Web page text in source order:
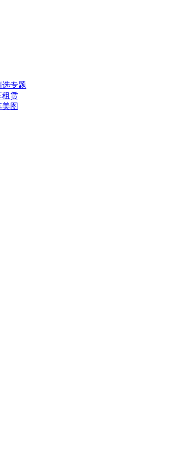
选专题
租赁
美图